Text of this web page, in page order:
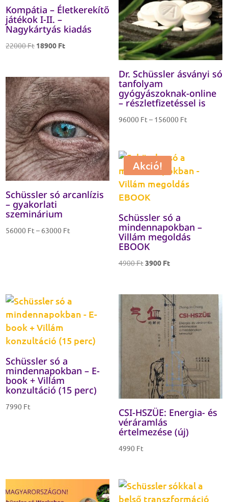
Kompátia – Életkerekítő
játékok I-II. –
Nagykártyás kiadás
22000Ft Original
22000 Ft.
18900 FtCurrent
18900 Ft.
Dr. Schüssler ásványi só
tanfolyam
gyógyászoknak-online
– részletfizetéssel is
96000 Ft – 156000 Ft
Schüssler só arcanlízis
– gyakorlati
szeminárium
56000 Ft – 63000 Ft
Akció!
Schüssler só a
mindennapokban –
Villám megoldás
EBOOK
4900FtOriginal
4900 Ft.
3900 FtCurrent
3900 Ft.
Schüssler só a
mindennapokban – E-
book + Villám
konzultáció (15 perc)
7990 Ft CSI-HSZÜE: Energia- és
véráramlás
értelmezése (új)
4990 Ft